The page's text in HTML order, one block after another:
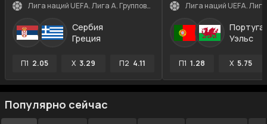
Лига наций UEFA. Лига A. Групповой этап
Сербия
Греция
П1 2.05 X 3.29 П2 4.11
Уэльс
П1 1.28 X 5.75
Популярно сейчас